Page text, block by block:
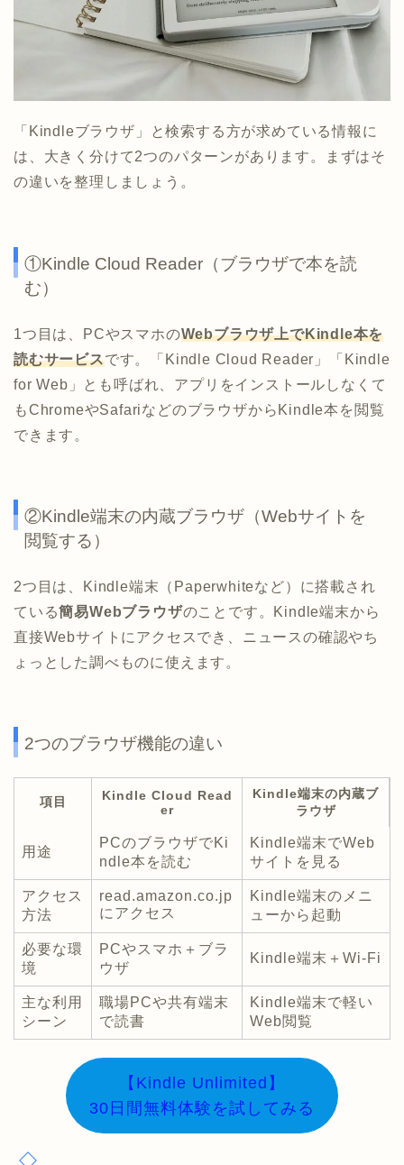
「Kindleブラウザ」と検索する方が求めている情報に
は、大きく分けて2つのパターンがあります。まずはそ
の違いを整理しましょう。
①Kindle Cloud Reader（ブラウザで本を読
む）
1つ目は、PCやスマホのWebブラウザ上でKindle本を
読むサービスです。「Kindle Cloud Reader」「Kindle
for Web」とも呼ばれ、アプリをインストールしなくて
もChromeやSafariなどのブラウザからKindle本を閲覧
できます。
②Kindle端末の内蔵ブラウザ（Webサイトを
閲覧する）
2つ目は、Kindle端末（Paperwhiteなど）に搭載され
ている簡易Webブラウザのことです。Kindle端末から
直接Webサイトにアクセスでき、ニュースの確認やち
ょっとした調べものに使えます。
2つのブラウザ機能の違い
項目
Kindle Cloud Read
er
Kindle端末の内蔵ブ
ラウザ
用途
PCのブラウザでKi
ndle本を読む
Kindle端末でWeb
サイトを見る
アクセス
方法
read.amazon.co.jp
にアクセス
Kindle端末のメニ
ューから起動
必要な環
境
PCやスマホ＋ブラ
ウザ
Kindle端末＋Wi-Fi
主な利用
シーン
職場PCや共有端末
で読書
Kindle端末で軽い
Web閲覧
【Kindle Unlimited】
30日間無料体験を試してみる